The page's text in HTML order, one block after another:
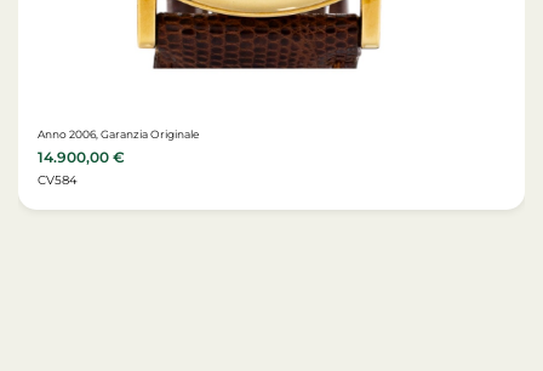
Anno 2006, Garanzia Originale
14.900,00 €
CV584